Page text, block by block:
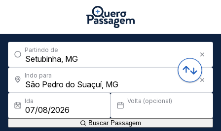
Partindo de
Indo para
Ida Volta (opcional)
Buscar Passagem